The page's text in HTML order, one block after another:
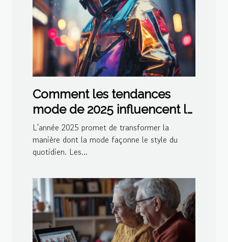
Comment les tendances
mode de 2025 influencent le
style quotidien
L'année 2025 promet de transformer la
manière dont la mode façonne le style du
quotidien. Les...